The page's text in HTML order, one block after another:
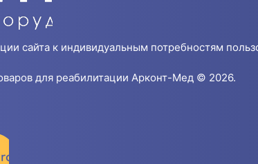
сайта к индивидуальным потребностям
для реабилитации Арконт-Мед © 2026.